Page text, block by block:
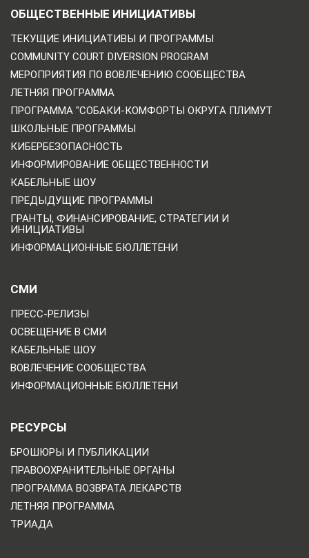
ОБЩЕСТВЕННЫЕ ИНИЦИАТИВЫ
ТЕКУЩИЕ ИНИЦИАТИВЫ И ПРОГРАММЫ
COMMUNITY COURT DIVERSION PROGRAM
МЕРОПРИЯТИЯ ПО ВОВЛЕЧЕНИЮ СООБЩЕСТВА
ЛЕТНЯЯ ПРОГРАММА
ПРОГРАММА "СОБАКИ-КОМФОРТЫ ОКРУГА ПЛИМУТ
ШКОЛЬНЫЕ ПРОГРАММЫ
КИБЕРБЕЗОПАСНОСТЬ
ИНФОРМИРОВАНИЕ ОБЩЕСТВЕННОСТИ
КАБЕЛЬНЫЕ ШОУ
ПРЕДЫДУЩИЕ ПРОГРАММЫ
ГРАНТЫ, ФИНАНСИРОВАНИЕ, СТРАТЕГИИ И
ИНИЦИАТИВЫ
ИНФОРМАЦИОННЫЕ БЮЛЛЕТЕНИ
СМИ
ПРЕСС-РЕЛИЗЫ
ОСВЕЩЕНИЕ В СМИ
КАБЕЛЬНЫЕ ШОУ
ВОВЛЕЧЕНИЕ СООБЩЕСТВА
ИНФОРМАЦИОННЫЕ БЮЛЛЕТЕНИ
РЕСУРСЫ
БРОШЮРЫ И ПУБЛИКАЦИИ
ПРАВООХРАНИТЕЛЬНЫЕ ОРГАНЫ
ПРОГРАММА ВОЗВРАТА ЛЕКАРСТВ
ЛЕТНЯЯ ПРОГРАММА
ТРИАДА